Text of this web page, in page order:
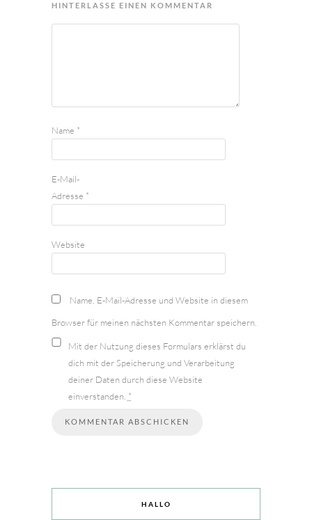
HINTERLASSE EINEN KOMMENTAR
Name *
E-Mail-
Adresse *
Website
Name, E-Mail-Adresse und Website in diesem
Browser für meinen nächsten Kommentar speichern.
Mit der Nutzung dieses Formulars erklärst du
dich mit der Speicherung und Verarbeitung
deiner Daten durch diese Website
einverstanden. *
HALLO